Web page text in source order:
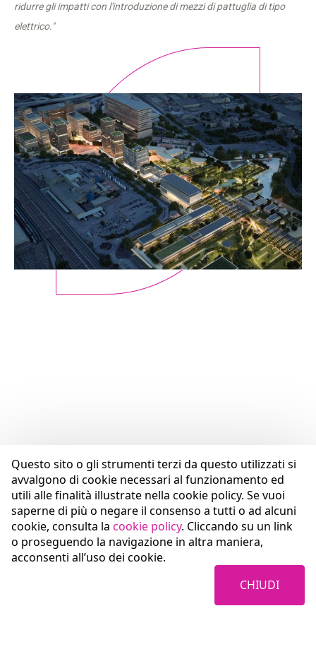
Questo sito o gli strumenti terzi da questo utilizzati si
avvalgono di cookie necessari al funzionamento ed
utili alle finalità illustrate nella cookie policy. Se vuoi
saperne di più o negare il consenso a tutti o ad alcuni
cookie, consulta la cookie policy. Cliccando su un link
o proseguendo la navigazione in altra maniera,
acconsenti all’uso dei cookie.
CHIUDI
ridurre gli impatti con l'introduzione di mezzi di pattuglia di tipo
elettrico."